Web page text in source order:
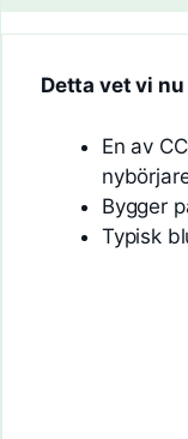
Detta vet vi nu
En av
Bygger
Typisk